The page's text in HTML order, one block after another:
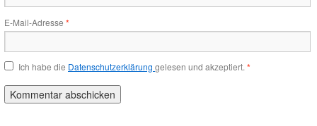
E-Mail-Adresse *
Ich habe die Datenschutzerklärung gelesen und akzeptiert. *